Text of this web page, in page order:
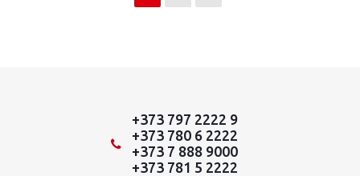
+373 797 2222 9
+373 780 6 2222
+373 7 888 9000
+373 781 5 2222